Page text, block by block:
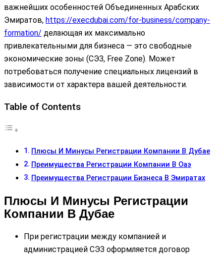
важнейших особенностей Объединенных Арабских
Эмиратов, https://execdubai.com/for-business/company-
formation/ делающая их максимально
привлекательными для бизнеса — это свободные
экономические зоны (СЭЗ, Free Zone). Может
потребоваться получение специальных лицензий в
зависимости от характера вашей деятельности.
Table of Contents
Плюсы И Минусы Регистрации Компании В Дубае
Преимущества Регистрации Компании В Оаэ
Преимущества Регистрации Бизнеса В Эмиратах
Плюсы И Минусы Регистрации
Компании В Дубае
При регистрации между компанией и
администрацией СЭЗ оформляется договор